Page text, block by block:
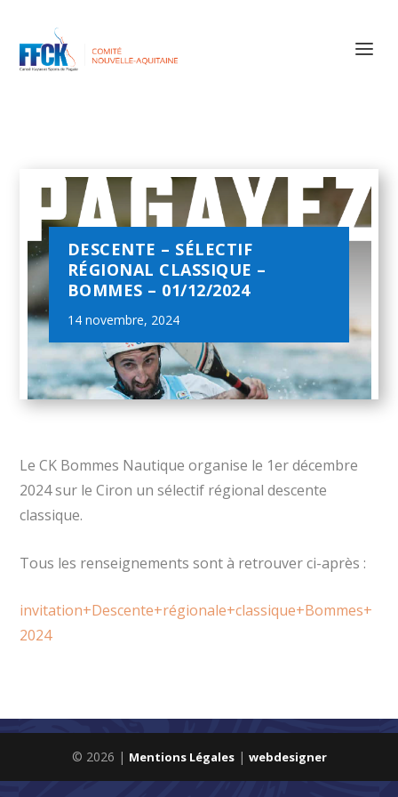
DESCENTE – SÉLECTIF
RÉGIONAL CLASSIQUE –
BOMMES – 01/12/2024
14 novembre, 2024
Le CK Bommes Nautique organise le 1er décembre
2024 sur le Ciron un sélectif régional descente
classique.
Tous les renseignements sont à retrouver ci-après :
invitation+Descente+régionale+classique+Bommes+
2024
© 2026 | Mentions Légales| webdesigner